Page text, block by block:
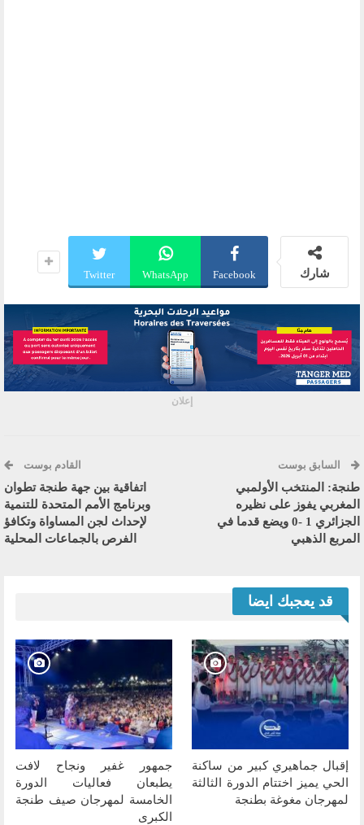
شارك Facebook
WhatsApp
Twitter
إعلان
السابق بوست
طنجة: المنتخب الأولمبي
المغربي يفوز على نظيره
الجزائري 1 -0 ويضع قدما في
المربع الذهبي
القادم بوست
اتفاقية بين جهة طنجة تطوان
وبرنامج الأمم المتحدة للتنمية
لإحداث لجن المساواة وتكافؤ
الفرص بالجماعات المحلية
قد يعجبك ايضا
إقبال جماهيري كبير من ساكنة
الحي يميز اختتام الدورة الثالثة
لمهرجان مغوغة بطنجة
جمهور غفير ونجاح لافت
يطبعان فعاليات الدورة
الخامسة لمهرجان صيف طنجة
الكبرى